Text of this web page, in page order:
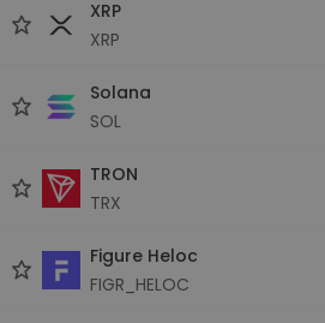
XRP
XRP
Solana
SOL
TRON
TRX
Figure Heloc
FIGR_HELOC